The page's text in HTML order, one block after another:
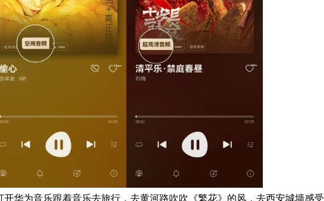
开华为音乐跟着音乐去旅行，去黄河路吹吹《繁花》的风，去西安城墙感受